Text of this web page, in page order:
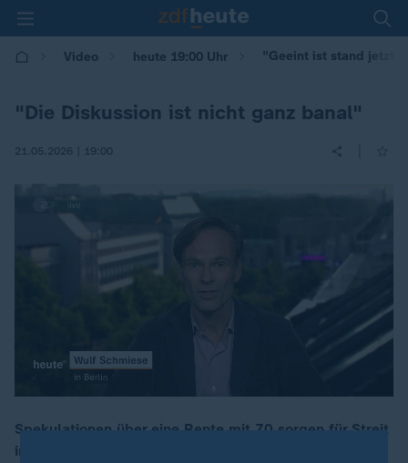
Video heute 19:00 Uhr "Geeint ist stand jetzt
"Die Diskussion ist nicht ganz banal"
21.05.2026 | 19:00
Spekulationen über eine Rente mit 70 sorgen für Streit
in der Politik. Die Rentenkommission weist